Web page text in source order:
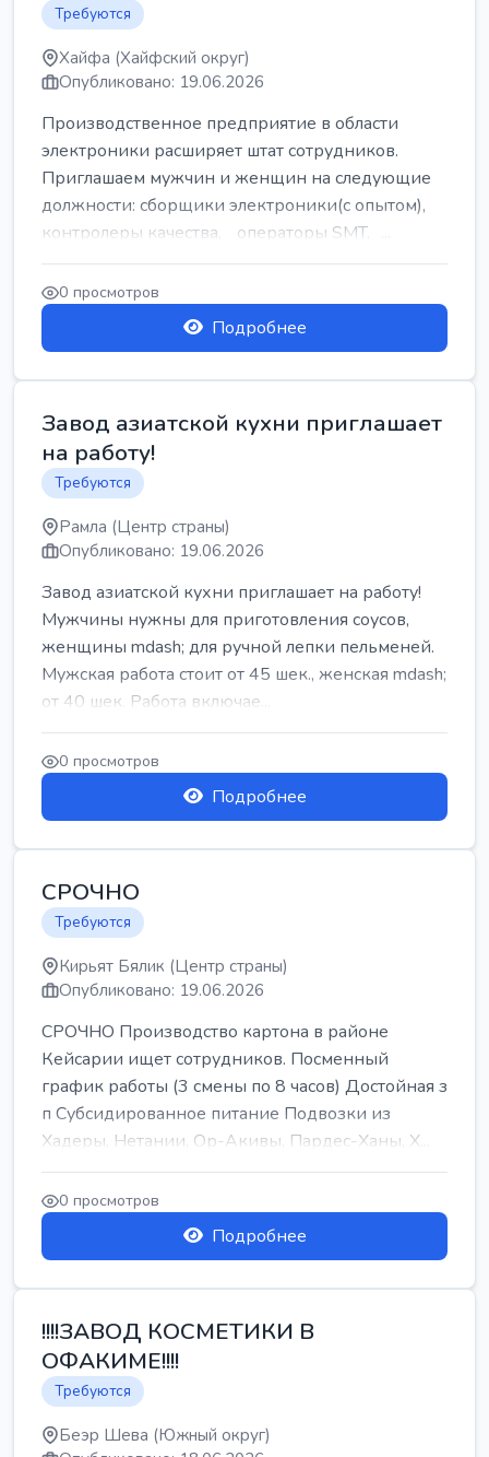
Требуются
Хайфа (Хайфский округ)
Опубликовано: 19.06.2026
Производственное предприятие в области
электроники расширяет штат сотрудников.
Приглашаем мужчин и женщин на следующие
должности: сборщики электроники(с опытом),
контролеры качества, операторы SMT, ...
0 просмотров
Подробнее
Завод азиатской кухни приглашает
на работу!
Требуются
Рамла (Центр страны)
Опубликовано: 19.06.2026
Завод азиатской кухни приглашает на работу!
Мужчины нужны для приготовления соусов,
женщины mdash; для ручной лепки пельменей.
Мужская работа стоит от 45 шек., женская mdash;
от 40 шек. Работа включае...
0 просмотров
Подробнее
СРОЧНО
Требуются
Кирьят Бялик (Центр страны)
Опубликовано: 19.06.2026
СРОЧНО Производство картона в районе
Кейсарии ищет сотрудников. Посменный
график работы (3 смены по 8 часов) Достойная з
п Субсидированное питание Подвозки из
Хадеры, Нетании, Ор-Акивы, Пардес-Ханы, Х...
0 просмотров
Подробнее
!!!!ЗАВОД КОСМЕТИКИ В
ОФАКИМЕ!!!!
Требуются
Беэр Шева (Южный округ)